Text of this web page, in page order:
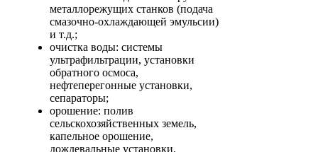
металлорежущих станков (подача
смазочно-охлаждающей эмульсии)
и т.д.;
очистка воды: системы
ультрафильтрации, установки
обратного осмоса,
нефтеперегонные установки,
сепараторы;
орошение: полив
сельскохозяйственных земель,
капельное орошение,
дождевальные установки.